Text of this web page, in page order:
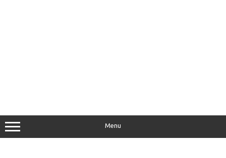
Menu